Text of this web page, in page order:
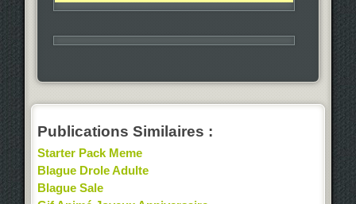
Publications Similaires :
Starter Pack Meme
Blague Drole Adulte
Blague Sale